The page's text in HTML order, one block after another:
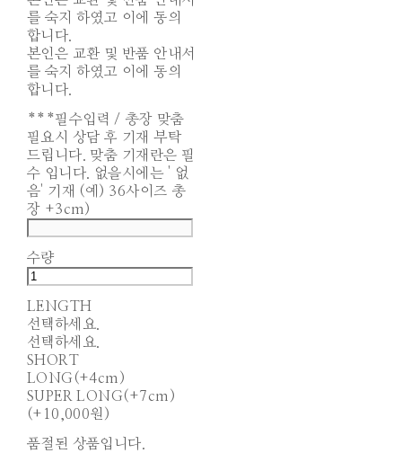
를 숙지 하였고 이에 동의
합니다.
본인은 교환 및 반품 안내서
를 숙지 하였고 이에 동의
합니다.
***필수입력 / 총장 맞춤
필요시 상담 후 기재 부탁
드립니다. 맞춤 기재란은 필
수 입니다. 없을시에는 ' 없
음' 기재 (예) 36사이즈 총
장 +3cm)
수량
LENGTH
선택하세요.
선택하세요.
SHORT
LONG(+4cm)
SUPER LONG(+7cm)
(+10,000원)
품절된 상품입니다.